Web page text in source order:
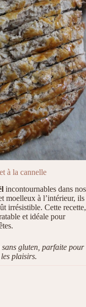
à la cannelle
incontournables dans nos
moelleux à l’intérieur, ils
irrésistible. Cette recette,
et idéale pour
sans gluten, parfaite pour
plaisirs.